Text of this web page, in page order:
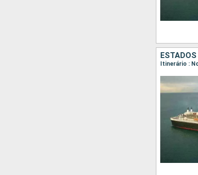
Itinerário :